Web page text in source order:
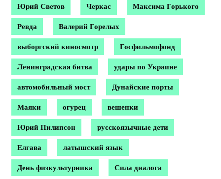
Юрий Светов Черкас Максима Горького
Ревда Валерий Горелых
выборгский киносмотр Госфильмофонд
Ленинградская битва удары по Украине
автомобильный мост Дунайские порты
Маяки огурец вешенки
Юрий Пилипсон русскоязычные дети
Елгава латышский язык
День физкультурника Сила диалога